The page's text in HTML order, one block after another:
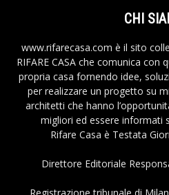
CHI
www.rifarecasa.com è il sito
RIFARE CASA che comunica
propria casa fornendo idee,
per realizzare un progetto su
architetti che hanno
migliori ed essere informati
Rifare Casa è Testata
Direttore Editoriale